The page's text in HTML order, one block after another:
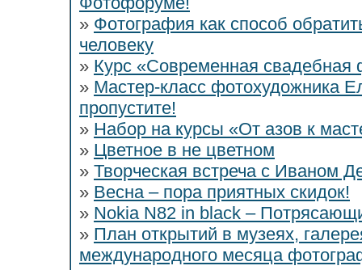
» Фотография как способ
человеку
» Курс «Современная свадебная
» Мастер-класс фотохудожника
пропустите!
» Набор на курсы «От азов к
» Цветное в не цветном
» Творческая встреча с Иваном
» Весна – пора приятных скидок!
» Nokia N82 in black –
» План открытий в музеях,
международного месяца